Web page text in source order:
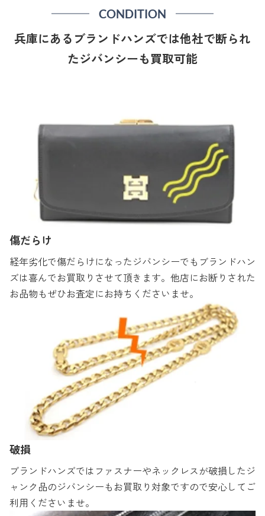
CONDITION
兵庫にあるブランドハンズでは他社で断られ
たジバンシーも買取可能
傷だらけ
経年劣化で傷だらけになったジバンシーでもブランドハン
ズは喜んでお買取りさせて頂きます。他店にお断りされた
お品物もぜひお査定にお持ちくださいませ。
破損
ブランドハンズではファスナーやネックレスが破損したジ
ャンク品のジバンシーもお買取り対象ですので安心してご
利用くださいませ。